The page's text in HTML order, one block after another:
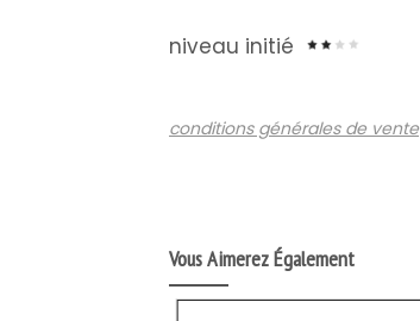
niveau initié
conditions générales de vente
Vous Aimerez Également